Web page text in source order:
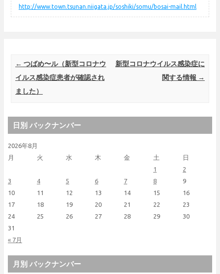
http://www.town.tsunan.niigata.jp/soshiki/somu/bosai-mail.html
Post navigation
← つばめ〜ル（新型コロナウ
イルス感染症患者が確認され
ました）
新型コロナウイルス感染症に
関する情報 →
日別 バックナンバー
2026年8月
月
火 水 木 金 土 日
« 7月
1
2
3
4 5 6 7 8
9
10
11 12 13 14 15
16
17
18 19 20 21 22
23
24
25 26 27 28 29
30
31
月別 バックナンバー